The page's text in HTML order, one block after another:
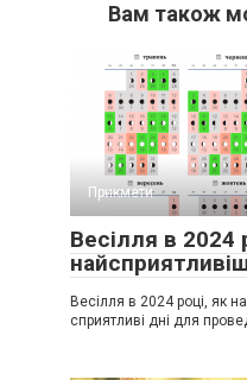
Вам також
Прикмети
Весілля в 2024
Весілля в 2024 році, як
сприятливі дні для